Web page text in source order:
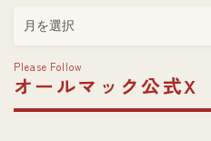
ア
ー
カ
イ
ブ
Please Follow
オールマック公式X